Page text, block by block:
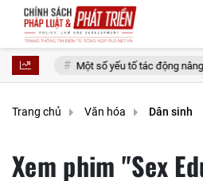
số yếu tố tác động nâng cao vai trò thanh
Trang chủ Văn hóa Dân sinh
Xem phim "Sex